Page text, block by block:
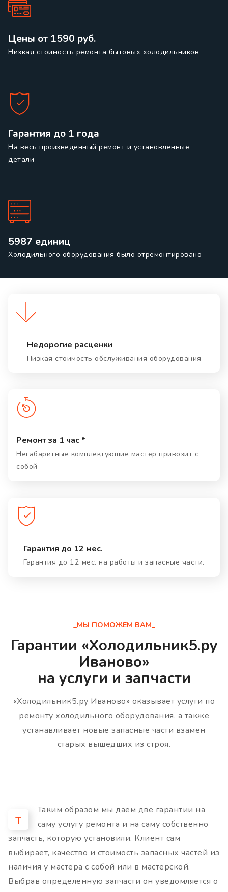
Цены от 1590 руб.
Низкая стоимость ремонта бытовых холодильников
Гарантия до 1 года
На весь произведенный ремонт и установленные
детали
5987 единиц
Холодильного оборудования было отремонтировано
Недорогие расценки
Низкая стоимость обслуживания оборудования
Ремонт за 1 час *
Негабаритные комплектующие мастер привозит с
собой
Гарантия до 12 мес.
Гарантия до 12 мес. на работы и запасные части.
_МЫ ПОМОЖЕМ ВАМ_
Гарантии «Холодильник5.ру
Иваново»
на услуги и запчасти
«Холодильник5.ру Иваново» оказывает услуги по
ремонту холодильного оборудования, а также
устанавливает новые запасные части взамен
старых вышедших из строя.
Т
Таким образом мы даем две гарантии на
саму услугу ремонта и на саму собственно
запчасть, которую установили. Клиент сам
выбирает, качество и стоимость запасных частей из
наличия у мастера с собой или в мастерской.
Выбрав определенную запчасти он уведомляется о